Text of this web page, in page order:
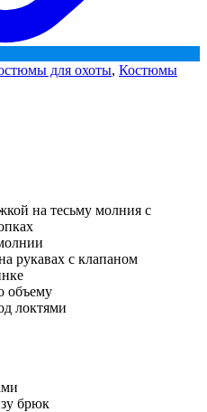
для охоты, Костюмы
на тесьму молния с
рукавах с клапаном
объему
локтями
брюк